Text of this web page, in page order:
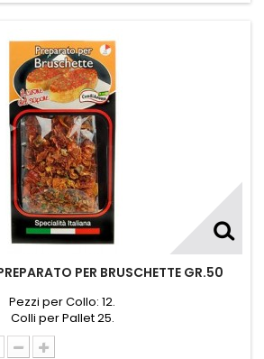
PER BRUSCHETTE GR.50
Pezzi per Collo: 12.
Colli per Pallet 25.